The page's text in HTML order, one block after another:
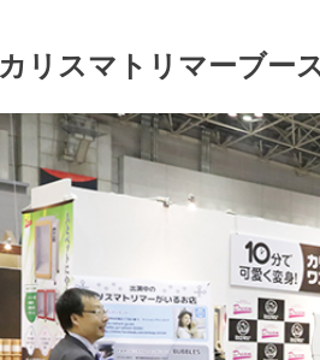
カリスマトリマーブー